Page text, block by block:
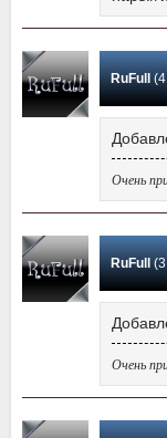
RuFull (4
Очень
RuFull (3
Очень